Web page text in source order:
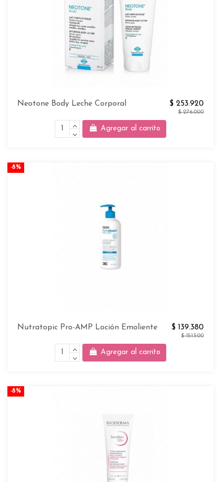
Neotone Body Leche Corporal $ 253.920
$ 276.000
Agregar al carrito
-8%
Nutratopic Pro-AMP Loción Emoliente $ 139.380
$ 151.500
Agregar al carrito
-8%